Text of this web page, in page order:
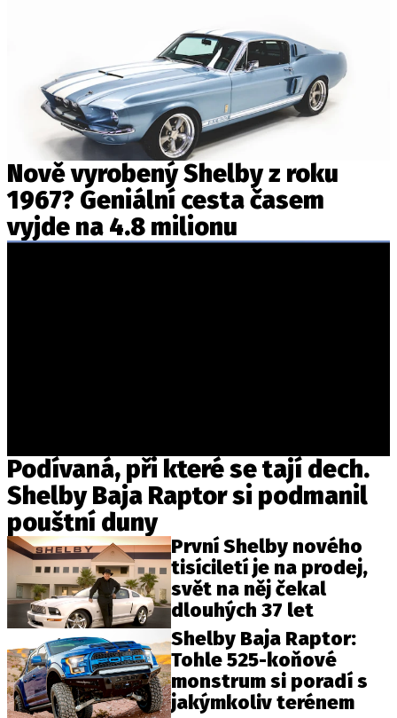
Nově vyrobený Shelby z roku
1967? Geniální cesta časem
vyjde na 4.8 milionu
Podívaná, při které se tají dech.
Shelby Baja Raptor si podmanil
pouštní duny
První Shelby nového
tisíciletí je na prodej,
svět na něj čekal
dlouhých 37 let
Shelby Baja Raptor:
Tohle 525-koňové
monstrum si poradí s
jakýmkoliv terénem